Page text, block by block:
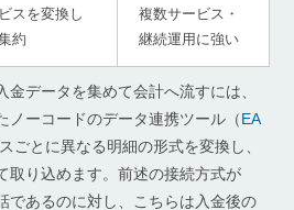
スを変換し
約
複数サービス・
継続運用に強い
データを集めて会計へ流すには、
ノーコードのデータ連携ツール（EA
ごとに異なる明細の形式を変換し、
取り込めます。前述の接続方式が
であるのに対し、こちらは入金後の